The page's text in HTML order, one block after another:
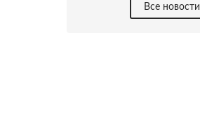
Все новости